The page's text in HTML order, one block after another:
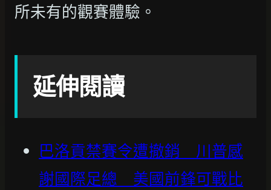
所未有的觀賽體驗。
延伸閱讀
巴洛貢禁賽令遭撤銷 川普感
謝國際足總 美國前鋒可戰比